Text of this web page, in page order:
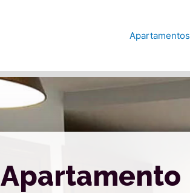
Apartamentos
Apartamento